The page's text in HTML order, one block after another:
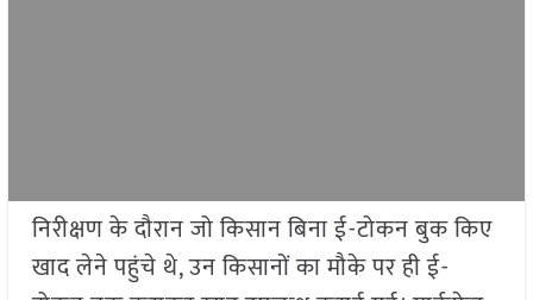
निरीक्षण के दौरान जो किसान बिना ई-टोकन बुक किए
खाद लेने पहुंचे थे, उन किसानों का मौके पर ही ई-